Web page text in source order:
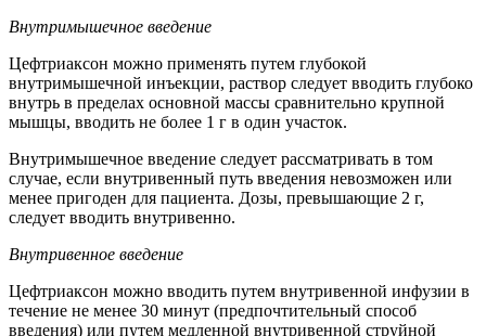
Внутримышечное введение
Цефтриаксон можно применять путем глубокой
внутримышечной инъекции, раствор следует вводить глубоко
внутрь в пределах основной массы сравнительно крупной
мышцы, вводить не более 1 г в один участок.
Внутримышечное введение следует рассматривать в том
случае, если внутривенный путь введения невозможен или
менее пригоден для пациента. Дозы, превышающие 2 г,
следует вводить внутривенно.
Внутривенное введение
Цефтриаксон можно вводить путем внутривенной инфузии в
течение не менее 30 минут (предпочтительный способ
введения) или путем медленной внутривенной струйной